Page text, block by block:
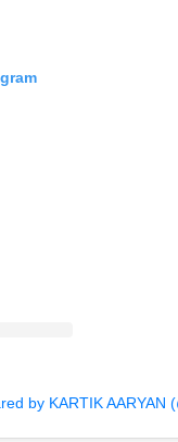
by KARTIK AARYAN